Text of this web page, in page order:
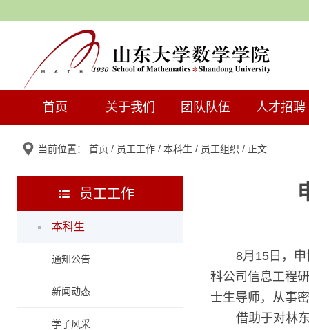
首页 关于我们 团队队伍 人才招聘
当前位置： 首页 / 员工工作 / 本科生 / 员工组织 / 正文
员工工作
本科生
通知公告
新闻动态
学子风采
8月15日，
科公司信息工程
士生导师，从事
借助于对林